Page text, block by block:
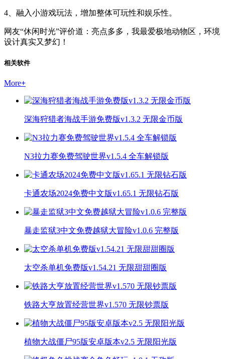
4、融入小游戏玩法，增加整体可玩性和娱乐性。
网友“休闲时光”评价道：亮点多多，我最爱极地动物区，环境
设计真实又梦幻！
相关软件
More+
深海狩猎者海战手游免费版v1.3.2 无限金币版
N3拉力赛免费驾驶世界v1.5.4 全车解锁版
卡通农场2024免费中文版v1.65.1 无限钻石版
暴走监狱3中文免费越狱大冒险v1.0.6 完整版
太空杀单机免费版v1.54.21 无限甜甜圈版
铁路大亨放置经营世界v1.570 无限钞票版
植物大战僵尸95版安卓版本v2.5 无限阳光版